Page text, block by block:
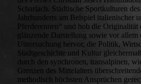
Scharlach. Städtische Sportkulturen
Jahrhunderts am Beispiel italienischer
Pferderennen“ und hob die Originalität
glänzende Darstellung sowie vor allem
Untersuchung hervor, die Politik,
Stadtgeschichte und Kultur
durch den synchronen, transalpinen,
Grenzen des Mittelalters
methodisch höchsten Ansprüchen